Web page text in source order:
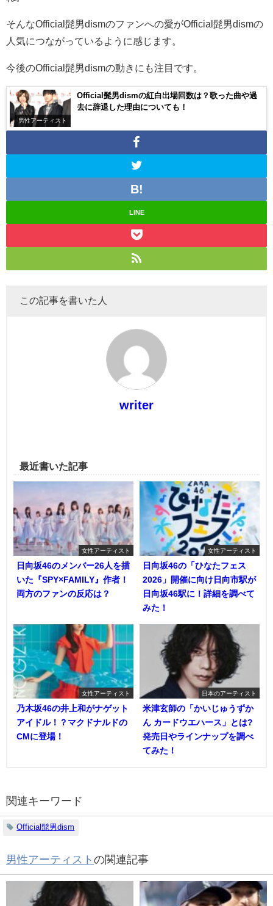
そんなOfficial髭男dismのファンへの愛がOfficial髭男dismの
人気につながっているように感じます。
今後のOfficial髭男dismの動きにも注目です。
男性アーティスト
Official髭男dismの紅白出場回数は？歌った曲や過
去に辞退した理由についても！
LINE
この記事を書いた人
writer
最近書いた記事
女性アーティスト
日向坂46のメンバー26人を描
いた『SPY×FAMILY』作者！
両方のファンの反応は？
女性アーティスト
日向坂46の「ひなたフェス
2026」開催に向け日向市駅が
日向坂46駅に！詳細を調べて
みた！
女性アーティスト
乃木坂46の井上和がナゲット
アイドル！？マクドナルドの
CMに登場！
日本のアーティスト
米津玄師の「かいじゅうずか
ん カードウエハース」とは?
発売日やラインナップを調べ
てみた！
関連キーワード
Official髭男dism
男性アーティスト の関連記事